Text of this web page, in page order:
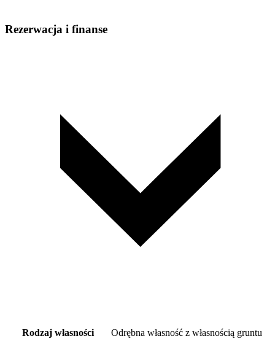
Rezerwacja i finanse
Rodzaj własności Odrębna własność z własnością gruntu